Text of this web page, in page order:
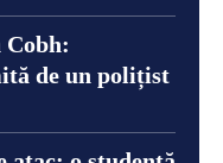
Cobh:
de un polițist